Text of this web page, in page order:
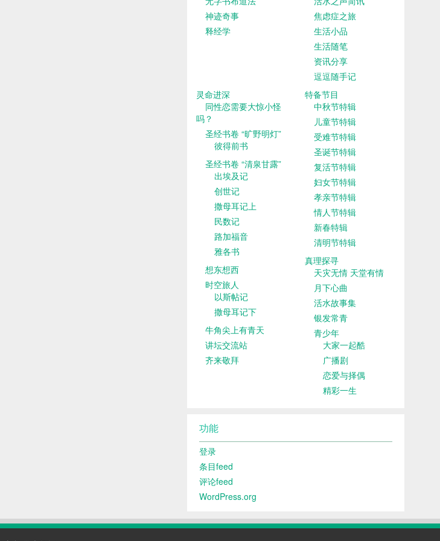
神迹奇事
释经学
焦虑症之旅
生活小品
生活随笔
资讯分享
逗逗随手记
灵命进深
同性恋需要大惊小怪
吗？
圣经书卷 “旷野明灯”
彼得前书
圣经书卷 “清泉甘露”
出埃及记
创世记
撒母耳记上
民数记
路加福音
雅各书
想东想西
时空旅人
以斯帖记
撒母耳记下
牛角尖上有青天
讲坛交流站
齐来敬拜
特备节目
中秋节特辑
儿童节特辑
受难节特辑
圣诞节特辑
复活节特辑
妇女节特辑
孝亲节特辑
情人节特辑
新春特辑
清明节特辑
真理探寻
天灾无情 天堂有情
月下心曲
活水故事集
银发常青
青少年
大家一起酷
广播剧
恋爱与择偶
精彩一生
功能
登录
条目feed
评论feed
WordPress.org